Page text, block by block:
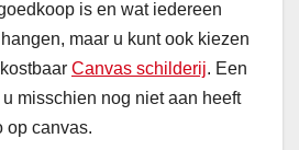
is en wat iedereen
maar u kunt ook kiezen
Canvas schilderij. Een
misschien nog niet aan heeft
op canvas.